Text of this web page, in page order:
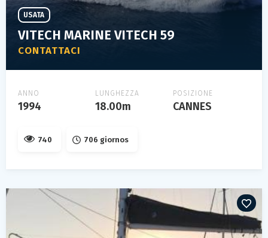
VITECH MARINE VITECH 59
CONTATTACI
USATA
ANNO
1994
LUNGHEZZA
18.00m
POSIZIONE
CANNES
740 706 giornos